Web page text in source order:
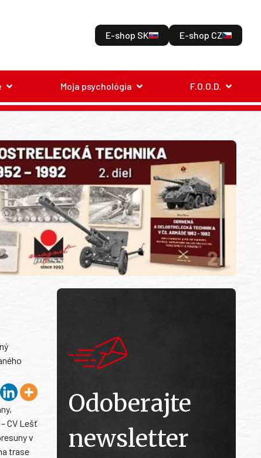
E-shop SK E-shop CZ
Moja psychológia F.O.O.D.
CV Lešť
v
trase
Odoberajte
newsletter